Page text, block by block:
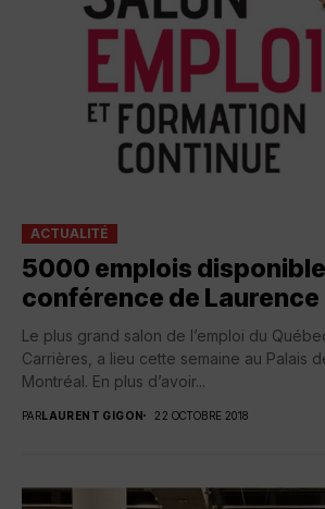
ACTUALITÉ
5000 emplois
conférence de Laurence
Le plus grand salon de l’emploi du
Carrières, a lieu cette semaine au Palais
Montréal. En plus d’avoir...
PARLAURENT GIGON 22 OCTOBRE 2018